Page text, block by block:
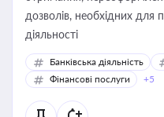
дозволів, необхідних для
діяльності
Банківська діяльність
Фінансові послуги
+5